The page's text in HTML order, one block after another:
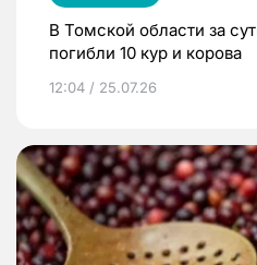
В Томской области за
погибли 10 кур и корова
12:04 / 25.07.26